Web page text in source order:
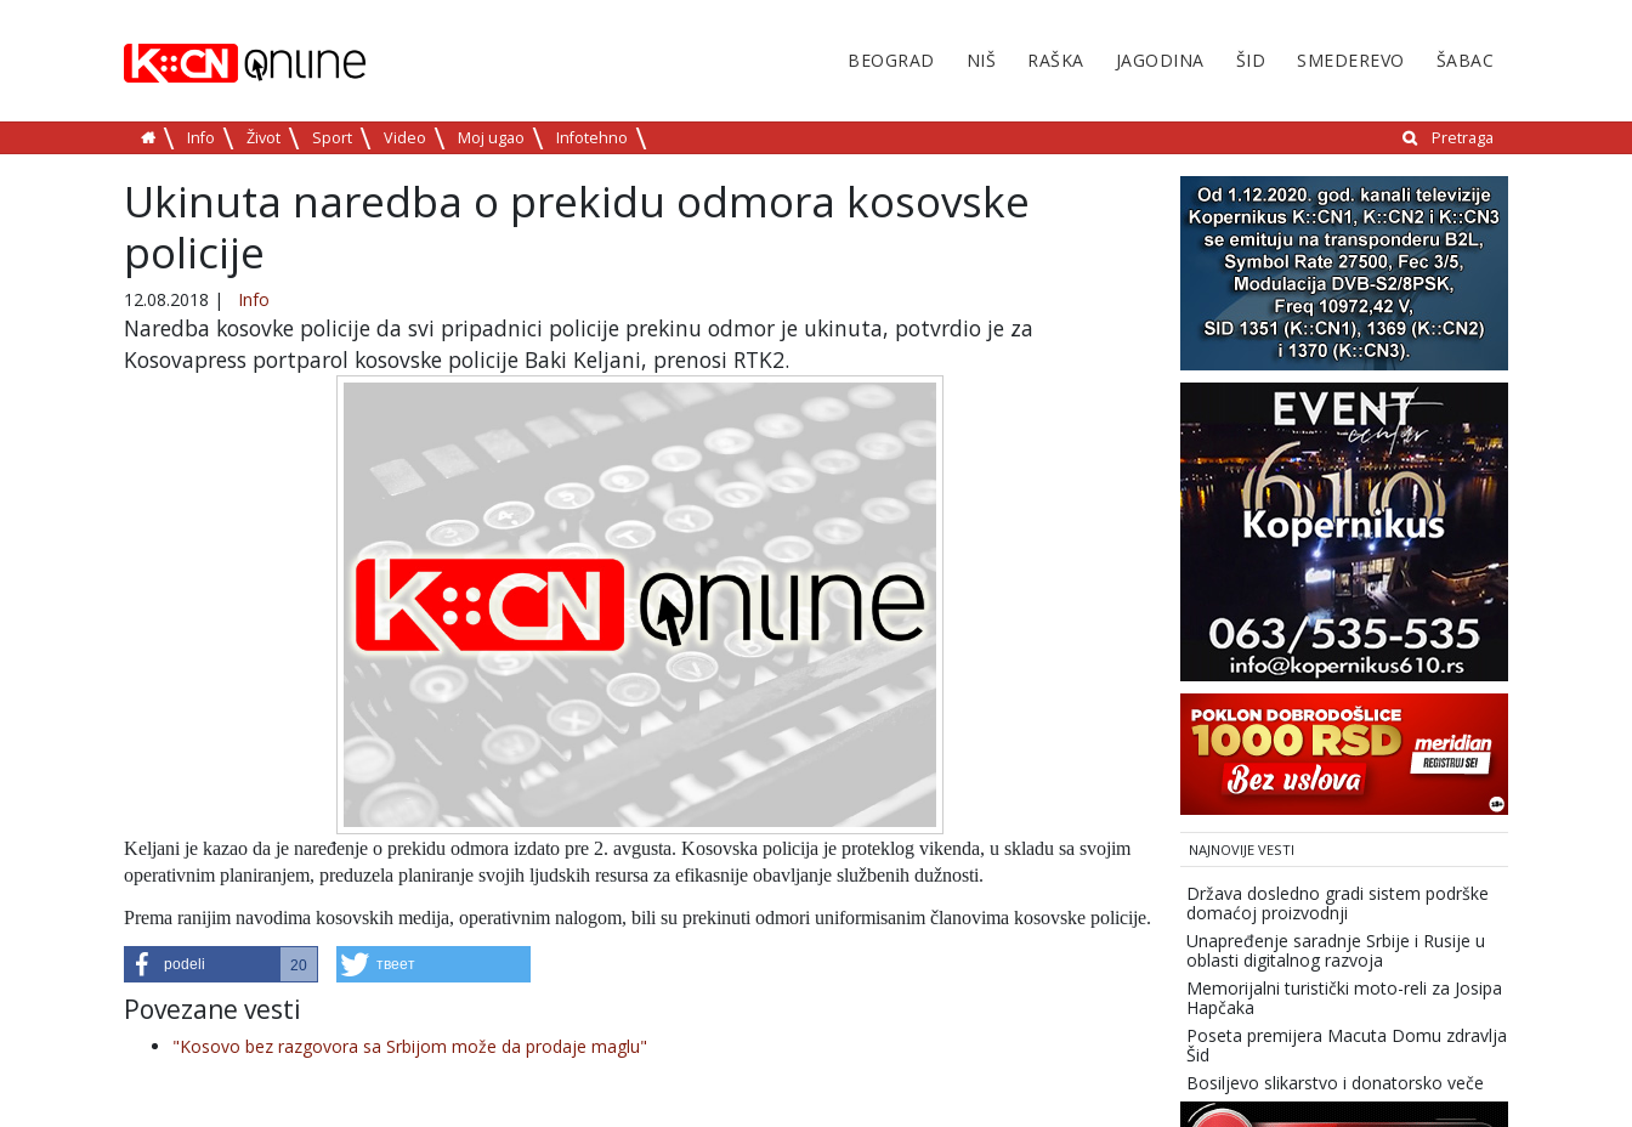
BEOGRAD NIŠ RAŠKA JAGODINA ŠID SMEDEREVO ŠABAC
Info Život Sport Video Moj ugao Infotehno Pretraga
Ukinuta naredba o prekidu odmora kosovske
policije
12.08.2018 | Info
Naredba kosovke policije da svi pripadnici policije prekinu odmor je ukinuta, potvrdio je za
Kosovapress portparol kosovske policije Baki Keljani, prenosi RTK2.
Keljani je kazao da je naređenje o prekidu odmora izdato pre 2. avgusta. Kosovska policija je proteklog vikenda, u skladu sa svojim
operativnim planiranjem, preduzela planiranje svojih ljudskih resursa za efikasnije obavljanje službenih dužnosti.
Prema ranijim navodima kosovskih medija, operativnim nalogom, bili su prekinuti odmori uniformisanim članovima kosovske policije.
podeli 20 твеет
Povezane vesti
"Kosovo bez razgovora sa Srbijom može da prodaje maglu"
NAJNOVIJE VESTI
Država dosledno gradi sistem podrške
domaćoj proizvodnji
Unapređenje saradnje Srbije i Rusije u
oblasti digitalnog razvoja
Memorijalni turistički moto-reli za Josipa
Hapčaka
Poseta premijera Macuta Domu zdravlja
Šid
Bosiljevo slikarstvo i donatorsko veče